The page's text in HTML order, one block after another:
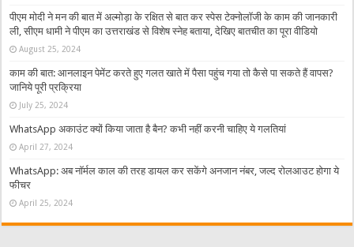
पीएम मोदी ने मन की बात में अल्मोड़ा के रक्षित से बात कर स्पेस टेक्नोलॉजी के काम की जानकारी
ली, सीएम धामी ने पीएम का उत्तराखंड से विशेष स्नेह बताया, देखिए बातचीत का पूरा वीडियो
August 25, 2024
काम की बात: आनलाइन पेमेंट करते हुए गलत खाते में पैसा पहुंच गया तो कैसे पा सकते हैं वापस?
जानिये पूरी प्रक्रिया
July 25, 2024
WhatsApp अकाउंट क्यों किया जाता है बैन? कभी नहीं करनी चाहिए ये गलतियां
April 27, 2024
WhatsApp: अब नॉर्मल काल की तरह डायल कर सकेंगे अनजान नंबर, जल्द रोलआउट होगा ये
फीचर
April 25, 2024